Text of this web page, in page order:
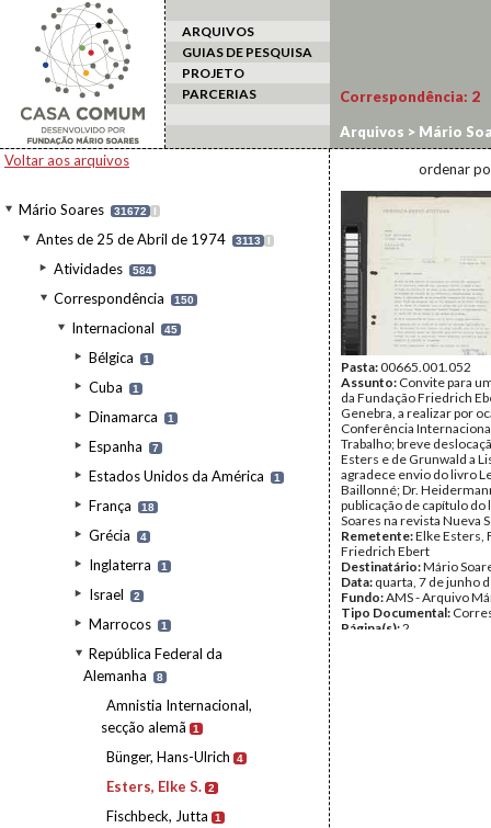
ARQUIVOS
GUIAS DE PESQUISA
PROJETO
PARCERIAS
Voltar aos arquivos
Mário Soares 31672 I
Antes de 25 de Abril de 1974 3113 I
Atividades 584
Correspondência 150
Internacional 45
Bélgica 1
Cuba 1
Dinamarca 1
Espanha 7
Estados Unidos da América 1
França 18
Grécia 4
Inglaterra 1
Israel 2
Marrocos 1
República Federal da
Alemanha
8
Amnistia Internacional,
secção alemã
1
Bünger, Hans-Ulrich 4
Esters, Elke S. 2
Fischbeck, Jutta 1
Correspondência: 2
Arquivos > Mário
Federal da Alemanha
ordenar
Pasta:00665.001.052
Assunto: Convite para
da Fundação Friedrich
Genebra, a realizar por
Conferência
Trabalho; breve
Esters e de Grunwald a
agradece envio do livro
Baillonné; Dr.
publicação de capítulo do
Soares na revista Nueva
Remetente:Elke Esters,
Friedrich Ebert
Destinatário:Mário
Data: quarta, 7 de junho
Fundo:AMS - Arquivo
Tipo Documental:
Página(s):2